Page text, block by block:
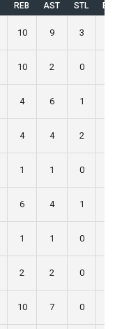
REB AST STL
10 9 3
10 2 0
4 6 1
4 4 2
1 1 0
6 4 1
1 1 0
2 2 0
10 7 0